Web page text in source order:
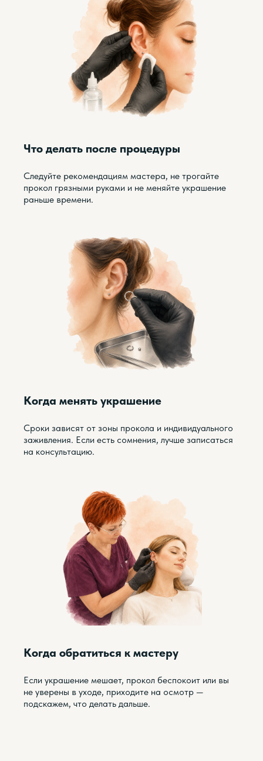
Что делать после процедуры
Следуйте рекомендациям мастера, не трогайте
прокол грязными руками и не меняйте украшение
раньше времени.
Когда менять украшение
Сроки зависят от зоны прокола и индивидуального
заживления. Если есть сомнения, лучше записаться
на консультацию.
Когда обратиться к мастеру
Если украшение мешает, прокол беспокоит или вы
не уверены в уходе, приходите на осмотр —
подскажем, что делать дальше.